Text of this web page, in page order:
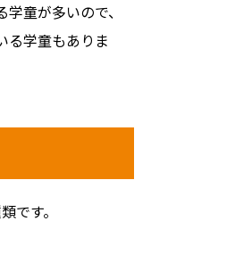
童が多いので、
る学童もありま
です。